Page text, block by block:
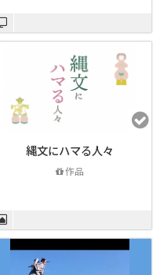
縄文にハマる人々
作品